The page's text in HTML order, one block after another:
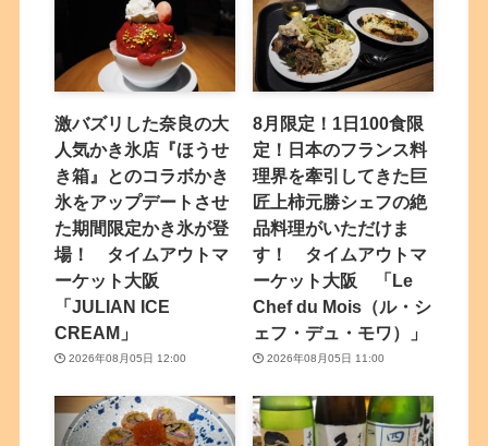
激バズリした奈良の大
人気かき氷店『ほうせ
き箱』とのコラボかき
氷をアップデートさせ
た期間限定かき氷が登
場！ タイムアウトマ
ーケット大阪
「JULIAN ICE
CREAM」
2026年08月05日 12:00
8月限定！1日100食限
定！日本のフランス料
理界を牽引してきた巨
匠上柿元勝シェフの絶
品料理がいただけま
す！ タイムアウトマ
ーケット大阪 「Le
Chef du Mois（ル・シ
ェフ・デュ・モワ）」
2026年08月05日 11:00